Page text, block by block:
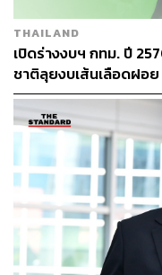
อะไรเป็นจุดเปลี่ยน
เนื่องจากแม่เป็นแม่ค้าข
ที่เขาไม่ทำการบ้าน ไม่
ไม่รู้ ผมแค่ไม่รู้จะแบก
ได้ เราก็ทำมั่วๆ ไป หรือ
สุดท้ายก็ถูกครูตีบ้าง ถู
กับคุณอาข้างบ้านที่ใก
ได้ ทำไมไม่ตั้งคำถาม
ไว้อยู่อย่างนั้น ผมก็เริ่
เพราะรู้สึกว่าเรียนเข้าใจ
THAILAND
เปิดร่างงบฯ กทม. ปี
ชาติลุยงบเส้นเลือดฝอ
ยุทธศาสตร์พัฒนาเมือง